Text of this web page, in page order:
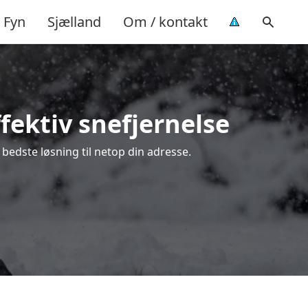
Fyn Sjælland Om / kontakt
snefjernelse
løsning til netop din adresse.